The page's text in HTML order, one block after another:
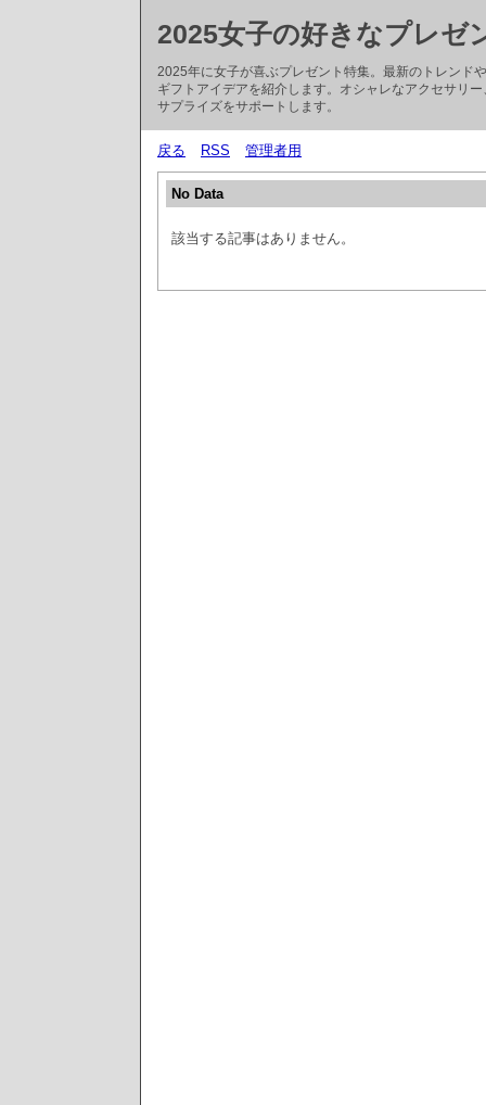
2025女子の好きなプレゼ
2025年に女子が喜ぶプレゼント特集。最新のトレンド
ギフトアイデアを紹介します。オシャレなアクセサリ
サプライズをサポートします。
戻る RSS 管理者用
No Data
該当する記事はありません。